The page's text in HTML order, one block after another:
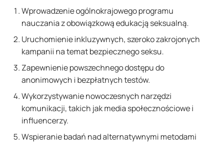
Wprowadzenie ogólnokrajowego programu
nauczania z obowiązkową edukacją seksualną.
Uruchomienie inkluzywnych, szeroko zakrojonych
kampanii na temat bezpiecznego seksu.
Zapewnienie powszechnego dostępu do
anonimowych i bezpłatnych testów.
Wykorzystywanie nowoczesnych narzędzi
komunikacji, takich jak media społecznościowe i
influencerzy.
Wspieranie badań nad alternatywnymi metodami